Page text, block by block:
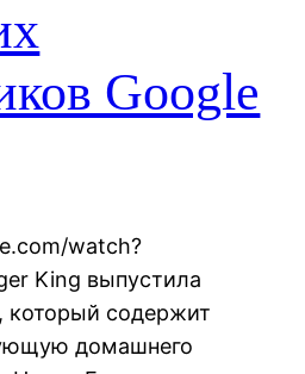
Google
watch?
King выпустила
который содержит
домашнего